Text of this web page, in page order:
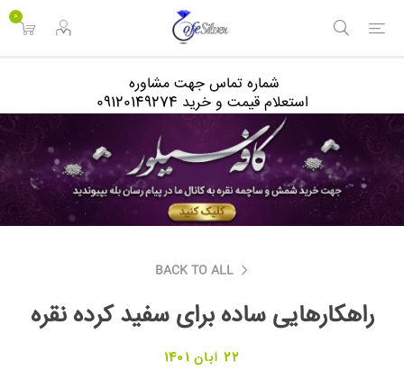
0
شماره تماس جهت مشاوره
استعلام قیمت و خرید 09120149274
BACK TO ALL
راهکارهایی ساده برای سفید کرده نقره
22 آبان 1401